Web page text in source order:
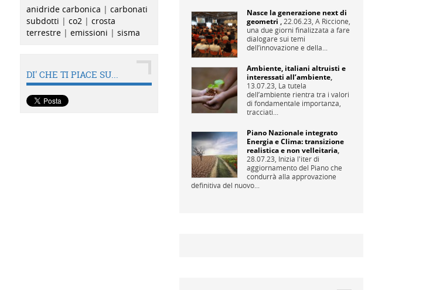
anidride carbonica | carbonati
subdotti | co2| crosta
terrestre| emissioni | sisma
DI' CHE TI PIACE SU...
Nasce la generazione next di
geometri , 22.06.23, A Riccione,
una due giorni finalizzata a fare
dialogare sui temi
dell’innovazione e della...
Ambiente, italiani altruisti e
interessati all’ambiente,
13.07.23, La tutela
dell’ambiente rientra tra i valori
di fondamentale importanza,
tracciati...
Piano Nazionale integrato
Energia e Clima: transizione
realistica e non velleitaria,
28.07.23, Inizia l'iter di
aggiornamento del Piano che
condurrà alla approvazione
definitiva del nuovo...